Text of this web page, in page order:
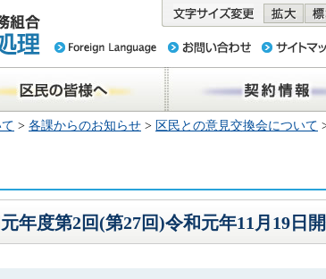
東京
へ 契約情報
> 各課からのお知らせ > 区民との意見交換会について
年度第2回(第27回)令和元年11月19日